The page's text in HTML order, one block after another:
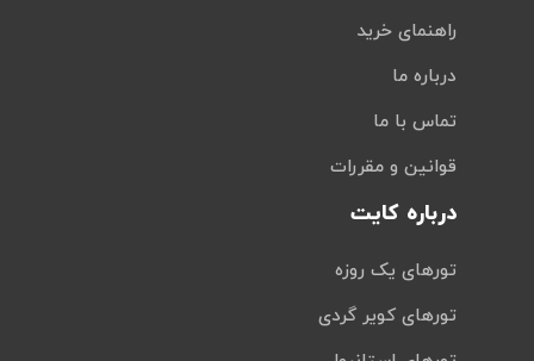
راهنمای خرید
درباره ما
تماس با ما
قوانین و مقررات
درباره کایت
تورهای یک روزه
تورهای کویر گردی